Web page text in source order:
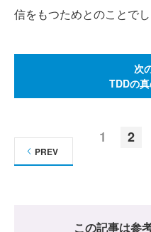
信をもつためとのことでし
次
TDDの
1 2
PREV
この記事は参